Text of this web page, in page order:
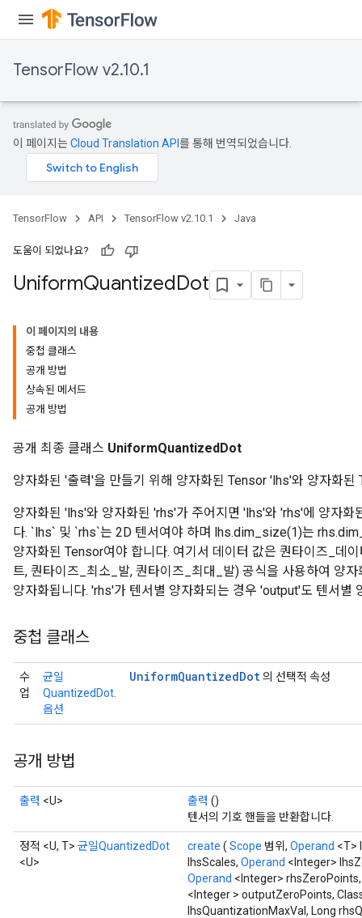
TensorFlow v2.10.1
이 페이지는Cloud Translation API 를 통해 번역되었습니다.
TensorFlow API TensorFlow v2.10.1 Java
도움이 되었나요?
UniformQuantizedDot
이 페이지의 내용
중첩 클래스
공개 방법
상속된 메서드
공개 방법
공개 최종 클래스 UniformQuantizedDot
양자화된 '출력'을 만들기 위해 양자화된 Tensor 'lhs'와 양자화
양자화된 'lhs'와 양자화된 'rhs'가 주어지면 'lhs'와 'rhs'에 양자화
다. `lhs` 및 `rhs`는 2D 텐서여야 하며 lhs.dim_size(1)는
양자화된 Tensor여야 합니다. 여기서 데이터 값은 퀀타이즈_데
트, 퀀타이즈_최소_발, 퀀타이즈_최대_발) 공식을 사용하여 양
양자화됩니다. 'rhs'가 텐서별 양자화되는 경우 'output'도 텐서별
중첩 클래스
수
업
균일
QuantizedDot.
옵션
UniformQuantizedDot의 선택적 속성
공개 방법
출력 <U> 출력 ()
텐서의 기호 핸들을 반환합니다.
정적 <U, T> 균일QuantizedDot
<U>
create ( Scope 범위, Operand <T>
lhsScales, Operand <Integer>
Operand <Integer>
<Integer > outputZeroPoints,
lhsQuantizationMaxVal, Long